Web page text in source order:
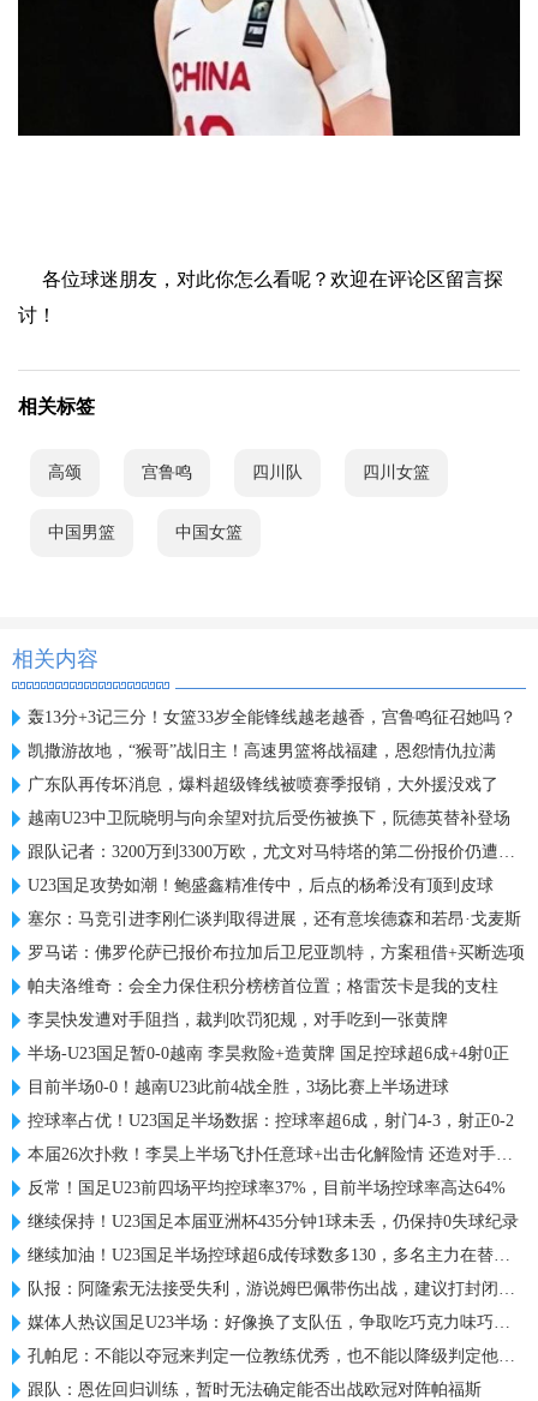
各位球迷朋友，对此你怎么看呢？欢迎在评论区留言探
讨！
相关标签
高颂 宫鲁鸣 四川队 四川女篮
中国男篮 中国女篮
相关内容
轰13分+3记三分！女篮33岁全能锋线越老越香，宫鲁鸣征召她吗？
凯撒游故地，“猴哥”战旧主！高速男篮将战福建，恩怨情仇拉满
广东队再传坏消息，爆料超级锋线被喷赛季报销，大外援没戏了
越南U23中卫阮晓明与向余望对抗后受伤被换下，阮德英替补登场
跟队记者：3200万到3300万欧，尤文对马特塔的第二份报价仍遭拒绝
U23国足攻势如潮！鲍盛鑫精准传中，后点的杨希没有顶到皮球
塞尔：马竞引进李刚仁谈判取得进展，还有意埃德森和若昂·戈麦斯
罗马诺：佛罗伦萨已报价布拉加后卫尼亚凯特，方案租借+买断选项
帕夫洛维奇：会全力保住积分榜榜首位置；格雷茨卡是我的支柱
李昊快发遭对手阻挡，裁判吹罚犯规，对手吃到一张黄牌
半场-U23国足暂0-0越南 李昊救险+造黄牌 国足控球超6成+4射0正
目前半场0-0！越南U23此前4战全胜，3场比赛上半场进球
控球率占优！U23国足半场数据：控球率超6成，射门4-3，射正0-2
本届26次扑救！李昊上半场飞扑任意球+出击化解险情 还造对手一黄
反常！国足U23前四场平均控球率37%，目前半场控球率高达64%
继续保持！U23国足本届亚洲杯435分钟1球未丢，仍保持0失球纪录
继续加油！U23国足半场控球超6成传球数多130，多名主力在替补席
队报：阿隆索无法接受失利，游说姆巴佩带伤出战，建议打封闭被拒
媒体人热议国足U23半场：好像换了支队伍，争取吃巧克力味巧克力
孔帕尼：不能以夺冠来判定一位教练优秀，也不能以降级判定他糟糕
跟队：恩佐回归训练，暂时无法确定能否出战欧冠对阵帕福斯